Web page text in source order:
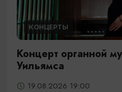
КОНЦЕРТЫ
Концерт органной
Уильямса
19.08.2026 19:00